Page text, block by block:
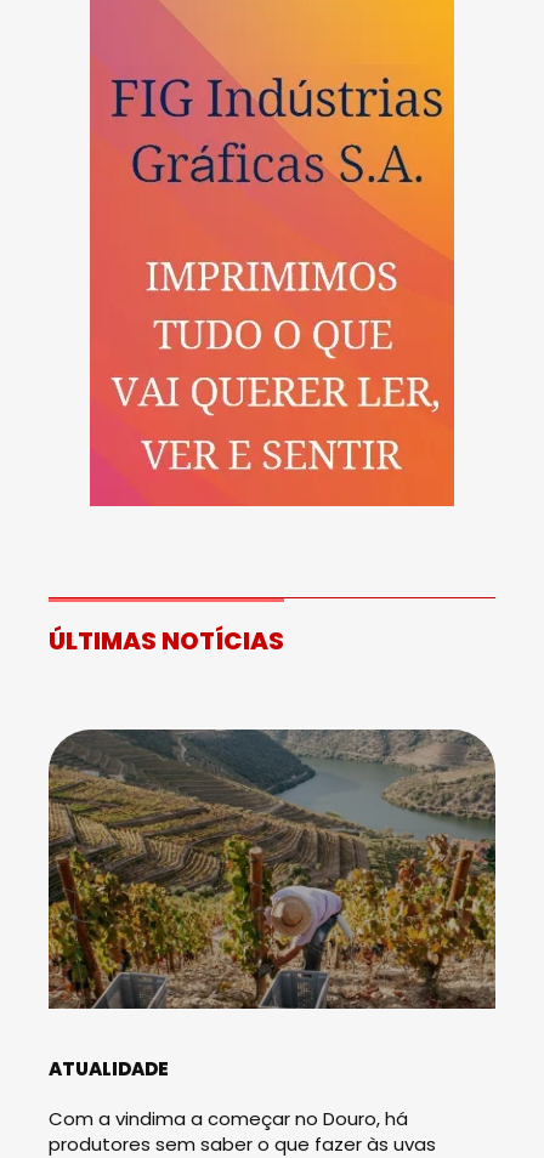
ÚLTIMAS NOTÍCIAS
ATUALIDADE
Com a vindima a começar no Douro, há
produtores sem saber o que fazer às uvas